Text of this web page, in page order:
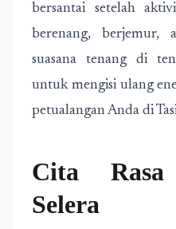
bersantai setelah
berenang, berjemur,
suasana tenang di
untuk mengisi ulang
petualangan Anda di
Cita Rasa
Selera